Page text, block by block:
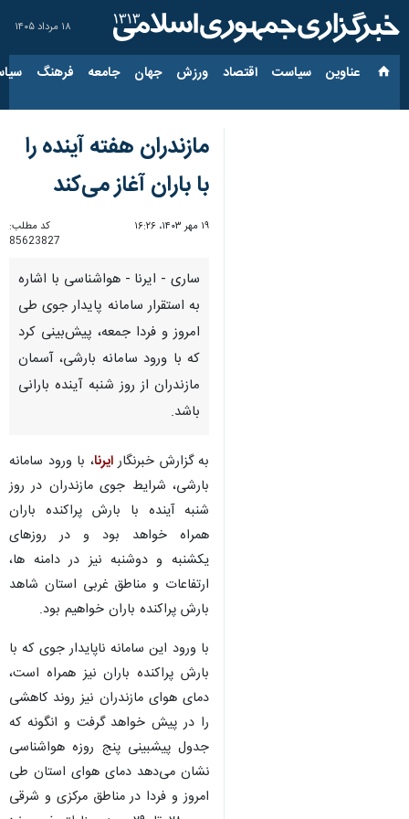
۱۸ مرداد ۱۴۰۵
عناوین‌ سیاست اقتصاد ورزش جهان جامعه فرهنگ
مازندران هفته آینده را
با باران آغاز می‌کند
۱۹ مهر ۱۴۰۳، ۱۶:۲۶
کد مطلب:
85623827
ساری - ایرنا - هواشناسی با اشاره
به استقرار سامانه پایدار جوی طی
امروز و فردا جمعه، پیش‌بینی کرد
که با ورود سامانه بارشی، آسمان
مازندران از روز شنبه آینده بارانی
باشد.
به گزارش خبرنگارایرنا، با ورود سامانه
بارشی، شرایط جوی مازندران در روز
شنبه آینده با بارش پراکنده باران
همراه خواهد بود و در روزهای
یکشنبه و دوشنبه نیز در دامنه ها،
ارتفاعات و مناطق غربی استان شاهد
بارش پراکنده باران خواهیم بود.
با ورود این سامانه ناپایدار جوی که با
بارش پراکنده باران نیز همراه است،
دمای هوای مازندران نیز روند کاهشی
را در پیش خواهد گرفت و انگونه که
جدول پیشبینی پنج روزه هواشناسی
نشان می‌دهد دمای هوای استان طی
امروز و فردا در مناطق مرکزی و شرقی